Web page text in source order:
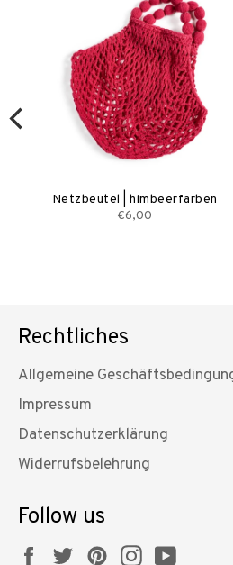
Netzbeutel | himbeerfarben
€6,00
Rechtliches
Allgemeine
Impressum
Datenschutzerklärung
Widerrufsbelehrung
Follow us
FacebookTwitterPinterestInstagram